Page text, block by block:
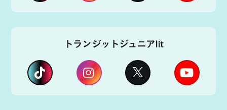
トランジットジュニアlit